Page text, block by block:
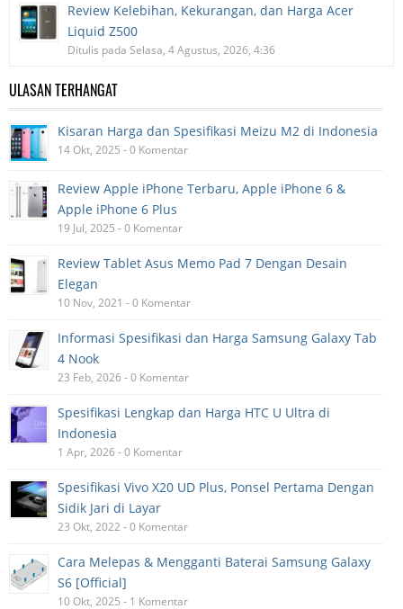
Review Kelebihan, Kekurangan, dan Harga Acer
Liquid Z500
Ditulis pada Selasa, 4 Agustus, 2026, 4:36
ULASAN TERHANGAT
Kisaran Harga dan Spesifikasi Meizu M2 di Indonesia
14 Okt, 2025 - 0 Komentar
Review Apple iPhone Terbaru, Apple iPhone 6 &
Apple iPhone 6 Plus
19 Jul, 2025 - 0 Komentar
Review Tablet Asus Memo Pad 7 Dengan Desain
Elegan
10 Nov, 2021 - 0 Komentar
Informasi Spesifikasi dan Harga Samsung Galaxy Tab
4 Nook
23 Feb, 2026 - 0 Komentar
Spesifikasi Lengkap dan Harga HTC U Ultra di
Indonesia
1 Apr, 2026 - 0 Komentar
Spesifikasi Vivo X20 UD Plus, Ponsel Pertama Dengan
Sidik Jari di Layar
23 Okt, 2022 - 0 Komentar
Cara Melepas & Mengganti Baterai Samsung Galaxy
S6 [Official]
10 Okt, 2025 - 1 Komentar